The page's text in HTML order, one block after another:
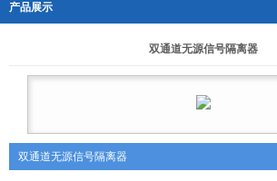
产品展示
双通道无源信号隔离器
双通道无源信号隔离器